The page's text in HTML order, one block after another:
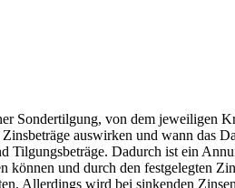
Sondertilgung, von dem jeweiligen
auswirken und wann das
Tilgungsbeträge. Dadurch ist ein
und durch den festgelegten
Allerdings wird bei sinkenden